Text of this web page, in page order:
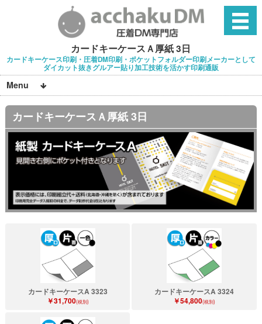
カードキーケースＡ厚紙 3日
カードキーケース印刷・圧着DM印刷・ポケットフォルダー印刷メーカーとして
ダイカット抜きグルアー貼り加工技術を活かす印刷通販
Menu
カードキーケースＡ厚紙 3日
カードキーケースA 3323
￥31,700(税別)
カードキーケースA 3324
￥54,800(税別)